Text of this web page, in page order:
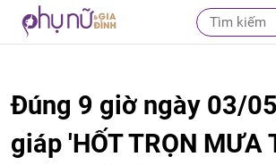
Đúng 9 giờ ngày 03/
giáp 'HỐT TRỌN MƯA